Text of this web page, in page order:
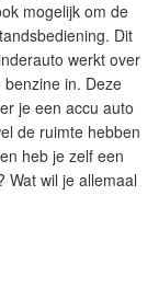
mogelijk om de
Dit
werkt over
in. Deze
je een accu auto
de ruimte hebben
heb je zelf een
Wat wil je allemaal